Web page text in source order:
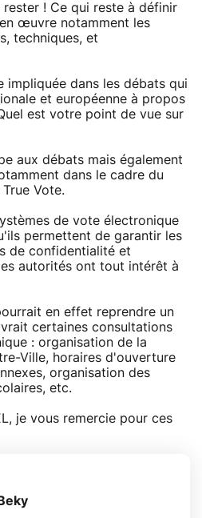
! Ce qui reste à définir
œuvre notamment les
techniques, et
impliquée dans les débats qui
et européenne à propos
est votre point de vue sur
aux débats mais également
dans le cadre du
Vote.
de vote électronique
permettent de garantir les
de confidentialité et
autorités ont tout intérêt à
en effet reprendre un
certaines consultations
: organisation de la
Ville, horaires d'ouverture
organisation des
etc.
je vous remercie pour ces